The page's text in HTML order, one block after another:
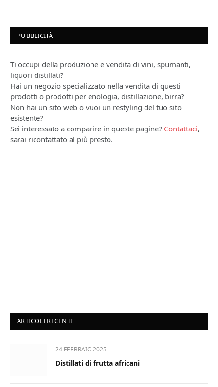
PUBBLICITÀ
Ti occupi della produzione e vendita di vini, spumanti,
liquori distillati?
Hai un negozio specializzato nella vendita di questi
prodotti o prodotti per enologia, distillazione, birra?
Non hai un sito web o vuoi un restyling del tuo sito
esistente?
Sei interessato a comparire in queste pagine? Contattaci,
sarai ricontattato al più presto.
ARTICOLI RECENTI
24 FEBBRAIO 2025
Distillati di frutta africani